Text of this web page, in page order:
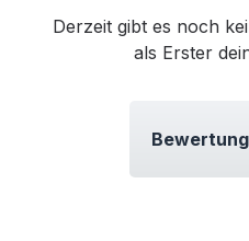
Derzeit gibt es noch
als Erster